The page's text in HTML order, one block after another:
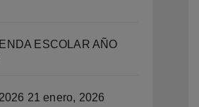
ESCOLAR AÑO
21 enero, 2026